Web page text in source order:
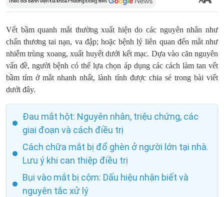
Vết bầm quanh mắt thường xuất hiện do các nguyên nhân như
chấn thương tai nạn, va đập; hoặc bệnh lý liên quan đến mắt như
nhiễm trùng xoang, xuất huyết dưới kết mạc. Dựa vào căn nguyên
vấn đề, người bệnh có thể lựa chọn áp dụng các cách làm tan vết
bầm tím ở mắt nhanh nhất, lành tính được chia sẻ trong bài viết
dưới đây.
Đau mắt hột: Nguyên nhân, triệu chứng, các
giai đoạn và cách điều trị
Cách chữa mắt bị đổ ghèn ở người lớn tại nhà.
Lưu ý khi can thiệp điều trị
Bụi vào mắt bị cộm: Dấu hiệu nhận biết và
nguyên tắc xử lý